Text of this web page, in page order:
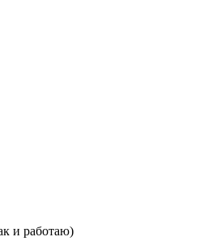
и работаю)